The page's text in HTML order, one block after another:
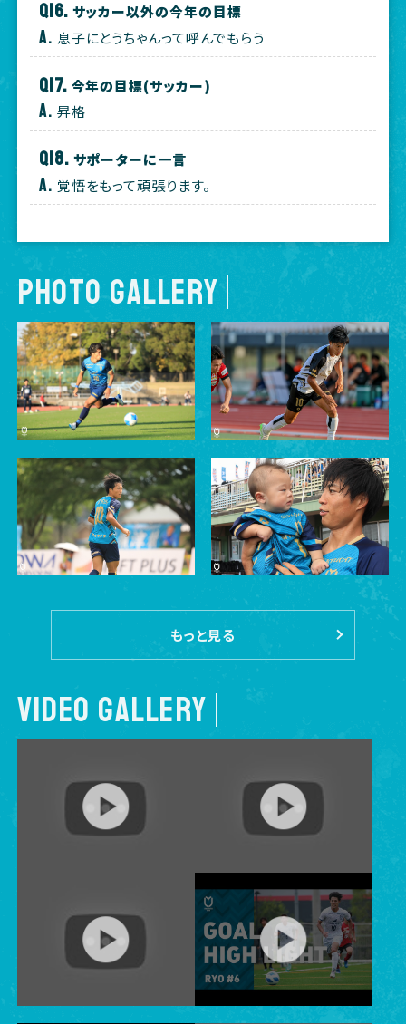
サッカー以外の今年の目標
息子にとうちゃんって呼んでもらう
今年の目標(サッカー)
昇格
サポーターに一言
覚悟をもって頑張ります。
PHOTO GALLERY
もっと見る
VIDEO GALLERY